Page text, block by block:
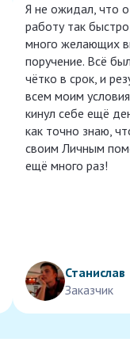
Я не ожидал, что
работу так
много желающих
поручение. Всё
чётко в срок, и
всем моим
кинул себе ещё
как точно знаю,
своим Личным
ещё много раз!
Станислав
Заказчик